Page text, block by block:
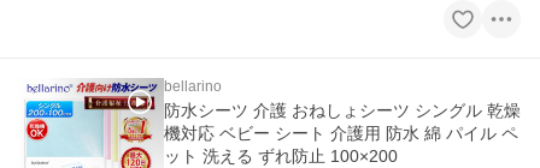
bellarino
防水シーツ 介護 おねしょシーツ シングル 乾燥
機対応 ベビー シート 介護用 防水 綿 パイル ペ
ット 洗える ずれ防止 100×200